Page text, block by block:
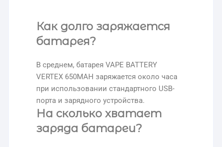
Как долго заряжается
батарея?
В среднем, батарея VAPE BATTERY
VERTEX 650MAH заряжается около часа
при использовании стандартного USB-
порта и зарядного устройства.
На сколько хватает
заряда батареи?